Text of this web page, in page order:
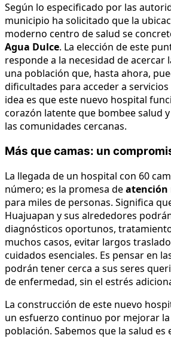
Según lo especificado por las
municipio ha solicitado que la
moderno centro de salud se
Agua Dulce. La elección de este
responde a la necesidad de acercar
una población que, hasta ahora,
dificultades para acceder a servicios
idea es que este nuevo hospital
corazón latente que bombee salud
las comunidades cercanas.
Más que camas: un
La llegada de un hospital con 60
número; es la promesa deatención
para miles de personas. Significa
Huajuapan y sus alrededores
diagnósticos oportunos,
muchos casos, evitar largos
cuidados esenciales. Es pensar en
podrán tener cerca a sus seres
de enfermedad, sin el estrés
La construcción de este nuevo
un esfuerzo continuo por mejorar la
población. Sabemos que la salud